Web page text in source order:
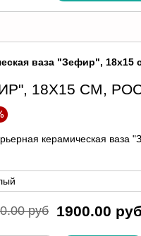
ваза "Зефир", 18х15
18Х15 СМ,
керамическая ваза
руб 1900.00